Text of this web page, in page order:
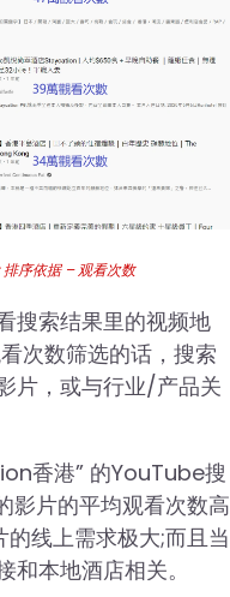
序依据 – 观看次数
搜索结果里的视频地
次数筛选的话，搜索
片，或与行业/产品关
香港” 的YouTube搜
影片的平均观看次数高
线上需求极大;而且当
本地酒店相关。